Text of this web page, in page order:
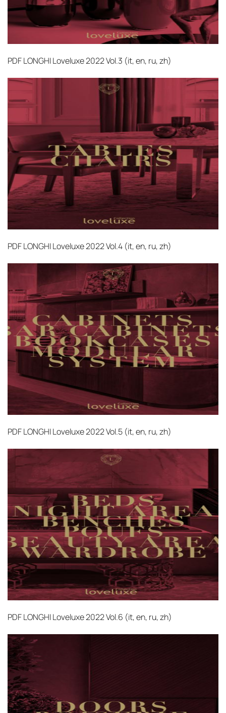
PDFLONGHI Loveluxe 2022 Vol.3 (it, en, ru, zh)‎
PDFLONGHI Loveluxe 2022 Vol.4 (it, en, ru, zh)‎
PDFLONGHI Loveluxe 2022 Vol.5 (it, en, ru, zh)‎
PDFLONGHI Loveluxe 2022 Vol.6 (it, en, ru, zh)‎